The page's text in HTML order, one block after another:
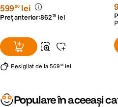
59900 lei
Preț anterior:862 75 lei
Resigilat de la 569 05 lei
Populare în aceeași